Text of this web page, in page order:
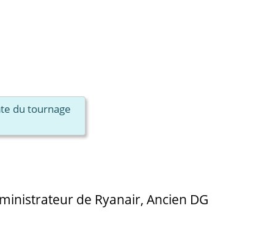
du tournage
de Ryanair, Ancien DG